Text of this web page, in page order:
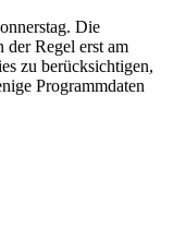
Die
der Regel erst am
zu berücksichtigen,
Programmdaten